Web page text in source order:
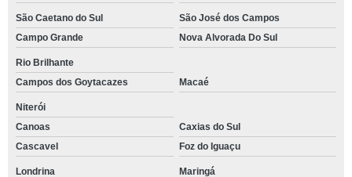
São Caetano do Sul
São José dos Campos
Campo Grande
Nova Alvorada Do Sul
Rio Brilhante
Campos dos Goytacazes
Macaé
Niterói
Canoas
Caxias do Sul
Cascavel
Foz do Iguaçu
Londrina Maringá